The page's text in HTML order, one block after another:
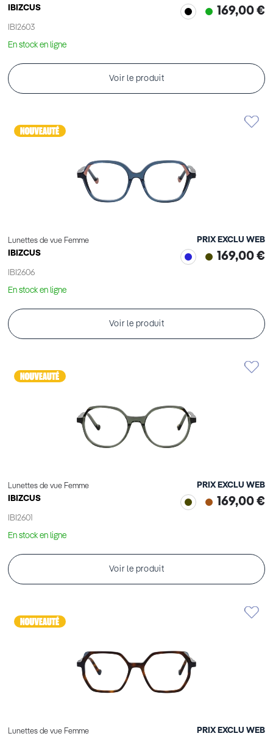
IBIZCUS
IBI2603
169,00 €
En stock en ligne
Voir le produit
Lunettes de vue Femme
IBIZCUS
IBI2606
PRIX EXCLU WEB
169,00 €
En stock en ligne
Voir le produit
Lunettes de vue Femme
IBIZCUS
IBI2601
PRIX EXCLU WEB
169,00 €
En stock en ligne
Voir le produit
Lunettes de vue Femme PRIX EXCLU WEB